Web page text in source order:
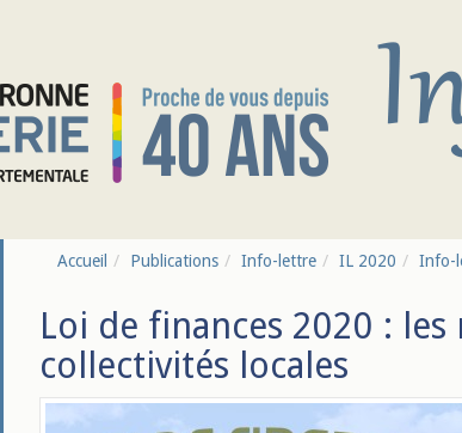
Accueil Publications Info-lettre IL 2020 Info-
Loi de finances 2020 :
collectivités locales